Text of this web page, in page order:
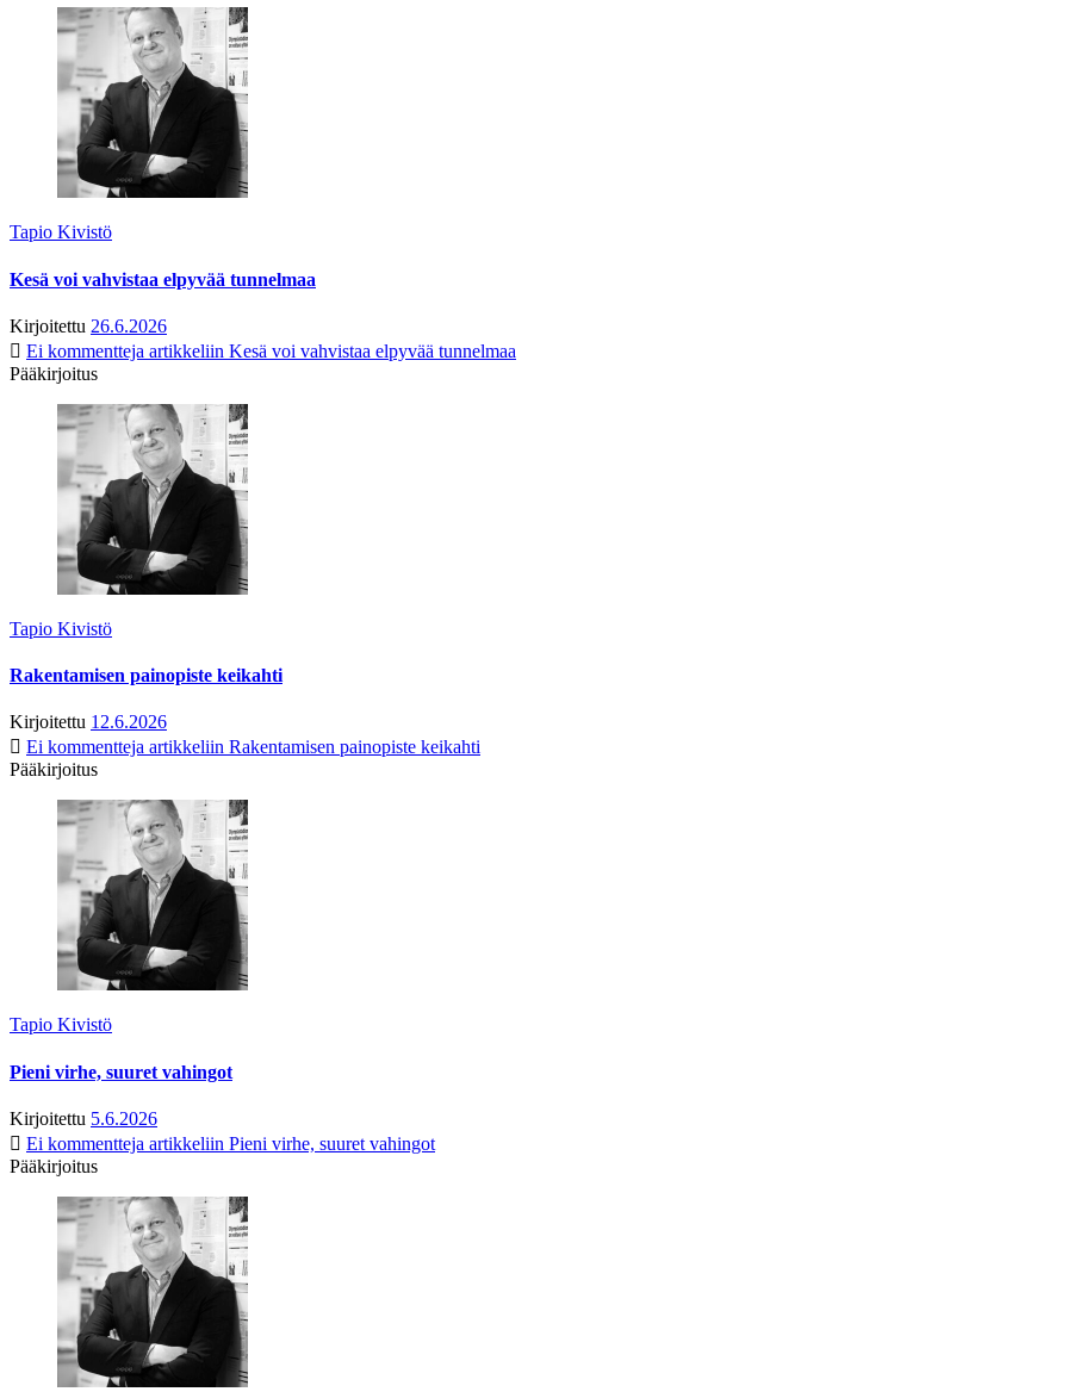
Tapio Kivistö
Kesä voi vahvistaa elpyvää tunnelmaa
Kirjoitettu 26.6.2026
Ei kommentteja artikkeliin Kesä voi vahvistaa elpyvää tunnelmaa
Pääkirjoitus
Tapio Kivistö
Rakentamisen painopiste keikahti
Kirjoitettu 12.6.2026
Ei kommentteja artikkeliin Rakentamisen painopiste keikahti
Pääkirjoitus
Tapio Kivistö
Pieni virhe, suuret vahingot
Kirjoitettu 5.6.2026
Ei kommentteja artikkeliin Pieni virhe, suuret vahingot
Pääkirjoitus